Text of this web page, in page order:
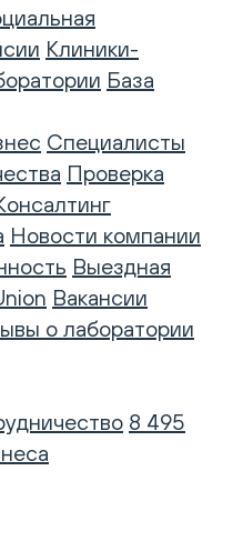
Клиники-
База
Специалисты
Проверка
Новости компании
Выездная
Вакансии
о лаборатории
8 495